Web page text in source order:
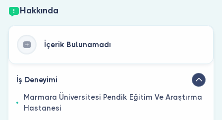
Hakkında
İçerik Bulunamadı
İş Deneyimi
Marmara Üniversitesi Pendik Eğitim Ve Araştırma
Hastanesi